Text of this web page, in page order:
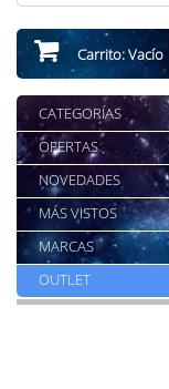
Carrito:Vacío
CATEGORÍAS
OFERTAS
NOVEDADES
MÁS VISTOS
MARCAS
OUTLET